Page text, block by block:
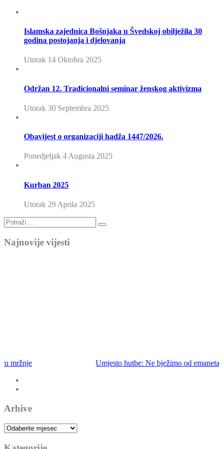
Islamska zajednica Bošnjaka u Švedskoj obilježila 30
godina postojanja i djelovanja
Utorak 14 Oktobra 2025
Održan 12. Tradicionalni seminar ženskog aktivizma
Utorak 30 Septembra 2025
Obavijest o organizaciji hadža 1447/2026.
Ponedjeljak 4 Augusta 2025
Kurban 2025
Utorak 29 Aprila 2025
Najnovije vijesti
Umjesto hutbe: Ne bježimo od emaneta
Arhive
Arhive